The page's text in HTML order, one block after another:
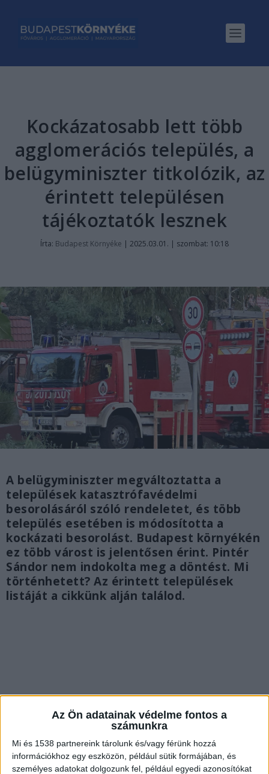
Az Ön adatainak védelme fontos a
számunkra
Mi és 1538 partnereink tárolunk és/vagy férünk hozzá
információkhoz egy eszközön, például sütik formájában, és
személyes adatokat dolgozunk fel, például egyedi azonosítókat
Kockázatosabb lett több
agglomerációs település, a
belügyminiszter titkolózik, az
érintett településen
tájékoztatók lesznek
Írta: Budapest Környéke | 2025.03.01. | szombat: 10:18
A belügyminiszter megváltoztatta a
települések katasztrófavédelmi
besorolásáról szóló rendeletet, és több
település esetében is módosította a
kockázati besorolást. Budapest környékén
ez több várost is jelentősen érint. Pintér
Sándor nem indokolta meg a döntést. Mi
történhetett? Az érintett települések
listáját a cikkünk alján találod.